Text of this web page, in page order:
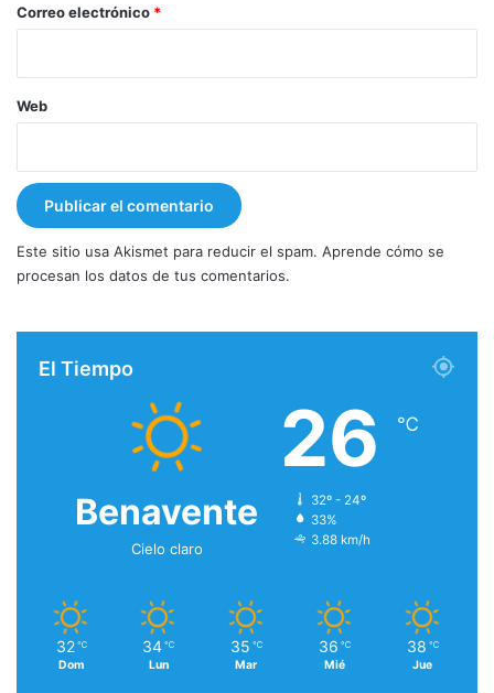
*
Correo electrónico *
Web
Este sitio usa Akismet para reducir el spam. Aprende cómo se
procesan los datos de tus comentarios.
El Tiempo
Benavente
Cielo claro
26 ℃
32º - 24º
33%
3.88 km/h
32 ℃
Dom
34 ℃
Lun
35 ℃
Mar
36 ℃
Mié
38 ℃
Jue